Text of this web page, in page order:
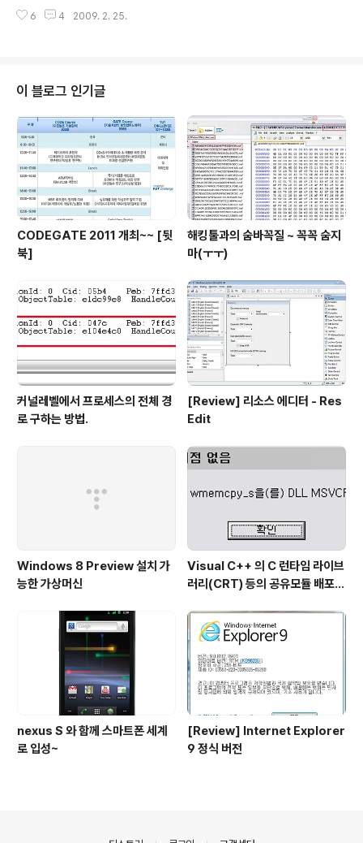
LL 을 인젝션시켜야 될 때가 있는데... -0-;; 겸사겸사해서
^:;;; Visual C++ v7.1 로 빌드했기에~ 필요한 DLL 을 임
의로 넣어두긴 했는데... 혹시라도 =0=;; 실행안되는 분은
살포시~ 댓글 남겨주세요~^^;;;
6 4 2009. 2. 25.
이 블로그 인기글
CODEGATE 2011 개최~~ [뒷
북]
해킹툴과의 숨바꼭질 ~ 꼭꼭 숨지
마(ㅜㅜ)
커널레벨에서 프로세스의 전체 경
로 구하는 방법.
[Review] 리소스 에디터 - Res
Edit
Windows 8 Preview 설치 가
능한 가상머신
Visual C++ 의 C 런타임 라이브
러리(CRT) 등의 공유모듈 배포시
nexus S 와 함께 스마트폰 세계
로 입성~
[Review] Internet Explorer
9 정식 버전